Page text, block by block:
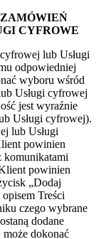
CYFROWE
lub Usługi
odpowiedniej
wyboru wśród
Usługi cyfrowej
jest wyraźnie
Usługi cyfrowej).
lub Usługi
powinien
komunikatami
powinien
„Dodaj
Treści
czego wybrane
dodane
dokonać